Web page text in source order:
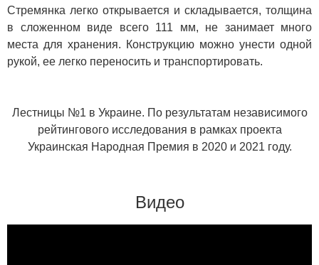
Стремянка легко открывается и складывается, толщина
в сложенном виде всего 111 мм, не занимает много
места для хранения. Конструкцию можно унести одной
рукой, ее легко переносить и транспортировать.
Лестницы №1 в Украине. По результатам независимого
рейтингового исследования в рамках проекта
Украинская Народная Премия в 2020 и 2021 году.
Видео